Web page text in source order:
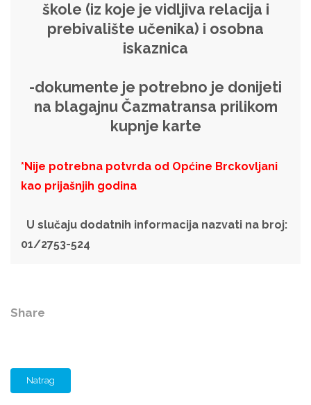
škole (iz koje je vidljiva relacija i
prebivalište učenika) i osobna
iskaznica
-dokumente je potrebno je donijeti
na blagajnu Čazmatransa prilikom
kupnje karte
*Nije potrebna potvrda od Općine Brckovljani
kao prijašnjih godina
U slučaju dodatnih informacija nazvati na broj:
01/2753-524
Share
Natrag